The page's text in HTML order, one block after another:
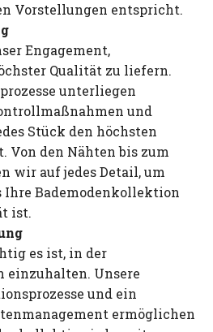
Vorstellungen entspricht.
Engagement,
Qualität zu liefern.
unterliegen
und
Stück den höchsten
Von den Nähten bis zum
wir auf jedes Detail, um
Ihre Bademodenkollektion
ist.
es ist, in der
einzuhalten. Unsere
und ein
ermöglichen